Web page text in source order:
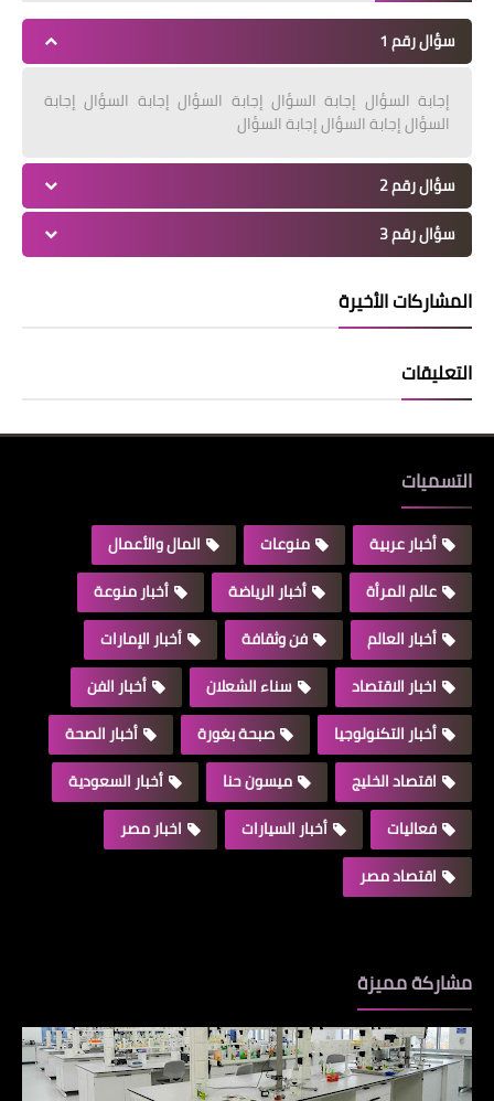
سؤال رقم 1
إجابة السؤال إجابة السؤال إجابة السؤال إجابة السؤال إجابة
السؤال إجابة السؤال إجابة السؤال
سؤال رقم 2
سؤال رقم 3
المشاركات الأخيرة
التعليقات
التسميات
أخبار عربية منوعات
المال والأعمال
عالم المرأة
أخبار الرياضة
أخبار منوعة
أخبار العالم
فن وثقافة
أخبار الإمارات
اخبار الاقتصاد
سناء الشعلان
أخبار الفن
أخبار التكنولوجيا
صبحة بغورة
أخبار الصحة
اقتصاد الخليج
ميسون حنا
أخبار السعودية
فعاليات
أخبار السيارات
اخبار مصر
اقتصاد مصر
مشاركة مميزة